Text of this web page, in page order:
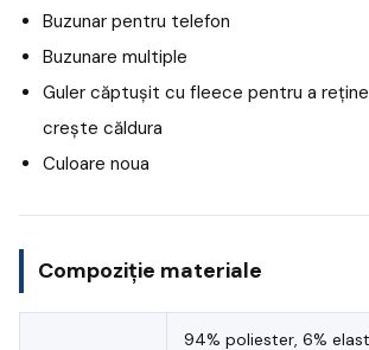
Buzunar pentru telefon
Buzunare multiple
Guler căptușit cu fleece pentru a
crește căldura
Culoare noua
Compoziție materiale
94% poliester, 6%